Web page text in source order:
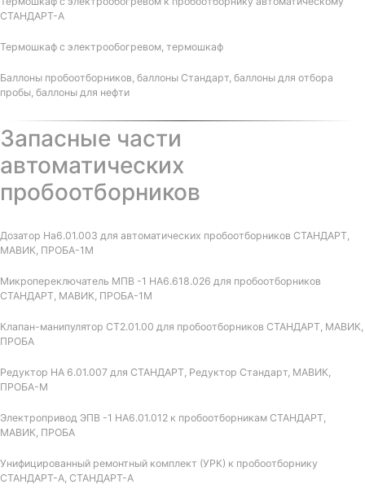
СТАНДАРТ-А
Термошкаф с электрообогревом, термошкаф
Баллоны пробоотборников, баллоны Стандарт, баллоны для отбора
пробы, баллоны для нефти
Запасные части
автоматических
пробоотборников
Дозатор На6.01.003 для автоматических пробоотборников СТАНДАРТ,
МАВИК, ПРОБА-1М
Микропереключатель МПВ -1 НА6.618.026 для пробоотборников
СТАНДАРТ, МАВИК, ПРОБА-1М
Клапан-манипулятор СТ2.01.00 для пробоотборников СТАНДАРТ, МАВИК,
ПРОБА
Редуктор НА 6.01.007 для СТАНДАРТ, Редуктор Стандарт, МАВИК,
ПРОБА-М
Электропривод ЭПВ -1 НА6.01.012 к пробоотборникам СТАНДАРТ,
МАВИК, ПРОБА
Унифицированный ремонтный комплект (УРК) к пробоотборнику
СТАНДАРТ-А, СТАНДАРТ-А